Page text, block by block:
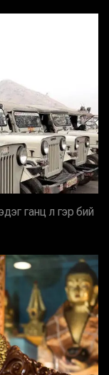
ганц л гэр бий